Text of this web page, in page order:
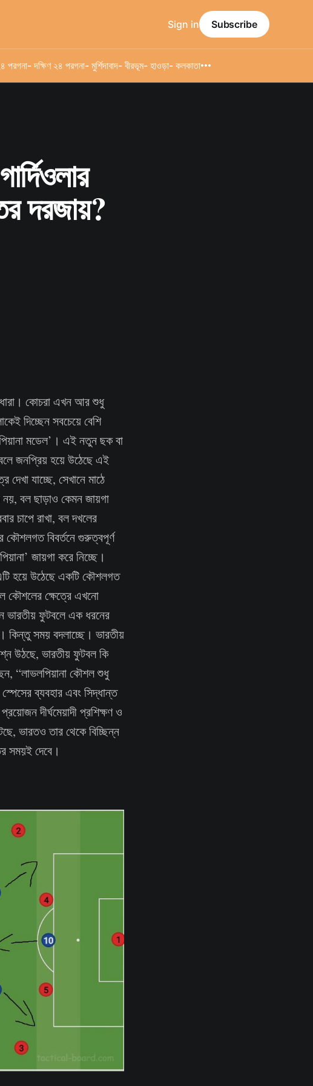
পরগনা- দক্ষিণ ২৪ পরগনা- মুর্শিদাবাদ- বীরভূম- হাওড়া- কলকাতা
Sign in Subscribe
দরজায়?
ধারা। কোচরা এখন আর শুধু
দিচ্ছেন সবচেয়ে বেশি
মডেল’। এই নতুন ছক বা
জনপ্রিয় হয়ে উঠেছে এই
যাচ্ছে, সেখানে মাঠে
বল ছাড়াও কেমন জায়গা
চাপে রাখা, বল দখলের
কৌশলগত বিবর্তনে গুরুত্বপূর্ণ
জায়গা করে নিচ্ছে।
এটি হয়ে উঠেছে একটি কৌশলগত
কৌশলের ক্ষেত্রে এখনো
ভারতীয় ফুটবলে এক ধরনের
কিন্তু সময় বদলাচ্ছে। ভারতীয়
উঠছে, ভারতীয় ফুটবল কি
“লাভলপিয়ানা কৌশল শুধু
ব্যবহার এবং সিদ্ধান্ত
দীর্ঘমেয়াদী প্রশিক্ষণ ও
ভারতও তার থেকে বিচ্ছিন্ন
সময়ই দেবে।